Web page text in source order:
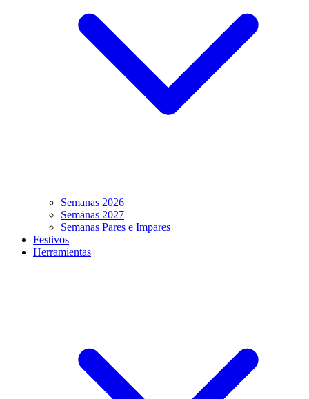
Semanas 2026
Semanas 2027
Semanas Pares e Impares
Festivos
Herramientas